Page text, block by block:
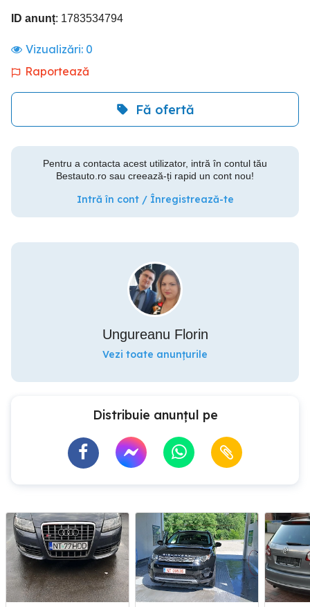
ID anunț: 1783534794
Vizualizări: 0
Raportează
Fă ofertă
Pentru a contacta acest utilizator, intră în contul tău
Bestauto.ro sau creează-ți rapid un cont nou!
Intră în cont / Înregistrează-te
Ungureanu Florin
Vezi toate anunțurile
Distribuie anunțul pe